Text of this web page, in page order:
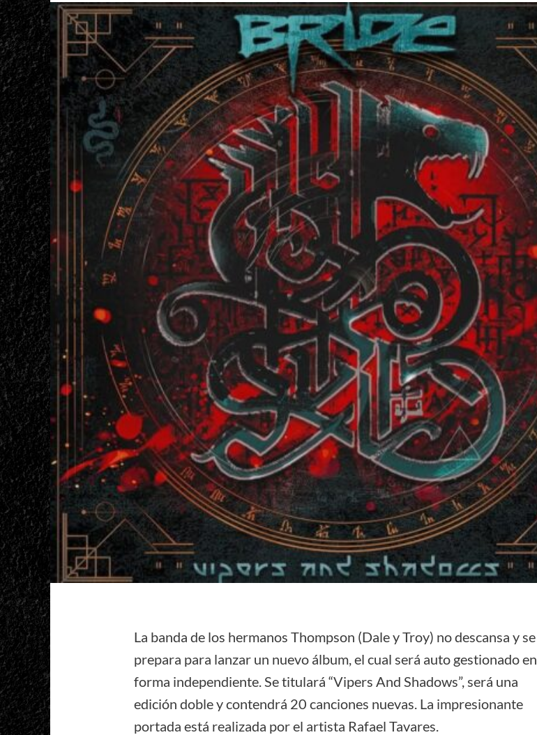
La banda de los hermanos Thompson (Dale y Troy) no descansa y se
prepara para lanzar un nuevo álbum, el cual será auto gestionado en
forma independiente. Se titulará “Vipers And Shadows”, será una
edición doble y contendrá 20 canciones nuevas. La impresionante
portada está realizada por el artista Rafael Tavares.